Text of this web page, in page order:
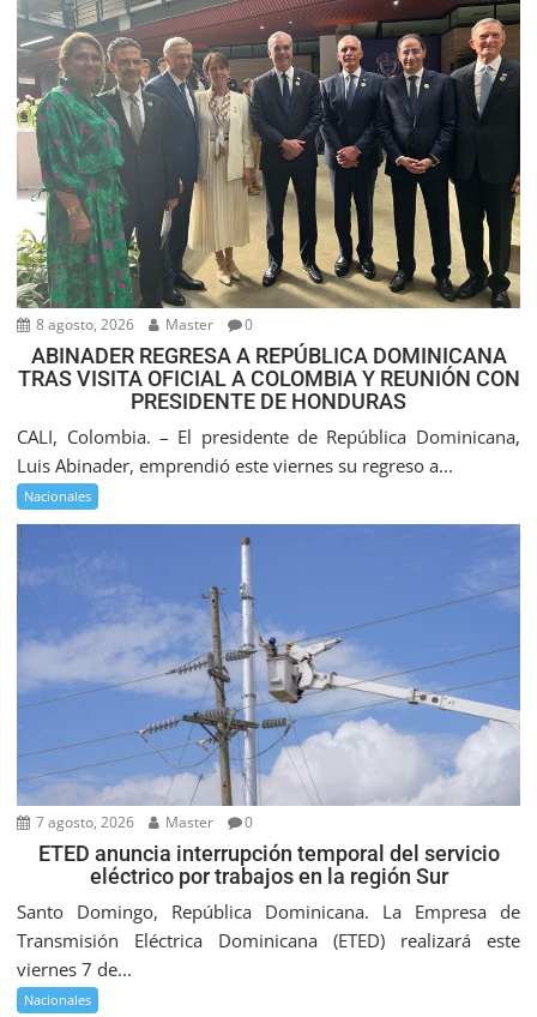
8 agosto, 2026 Master 0
ABINADER REGRESA A REPÚBLICA DOMINICANA
TRAS VISITA OFICIAL A COLOMBIA Y REUNIÓN CON
PRESIDENTE DE HONDURAS
CALI, Colombia. – El presidente de República Dominicana,
Luis Abinader, emprendió este viernes su regreso a...
Nacionales
7 agosto, 2026 Master 0
ETED anuncia interrupción temporal del servicio
eléctrico por trabajos en la región Sur
Santo Domingo, República Dominicana. La Empresa de
Transmisión Eléctrica Dominicana (ETED) realizará este
viernes 7 de...
Nacionales